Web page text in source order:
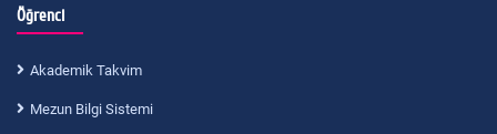
Öğrenci
Akademik Takvim
Mezun Bilgi Sistemi